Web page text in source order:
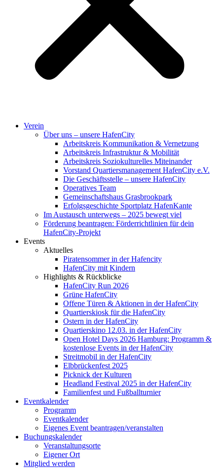
Verein
Über uns – unsere HafenCity
Arbeitskreis Kommunikation & Vernetzung
Arbeitskreis Infrastruktur & Mobilität
Arbeitskreis Soziokulturelles Miteinander
Vorstand Quartiersmanagement HafenCity e.V.
Die Geschäftsstelle – unsere HafenCity
Operatives Team
Gemeinschaftshaus Grasbrookpark
Erfolgsgeschichte Sportplatz HafenKante
Im Austausch unterwegs – 2025 bewegt viel
Förderung beantragen: Förderrichtlinien für dein
HafenCity-Projekt
Events
Aktuelles
Piratensommer in der Hafencity
HafenCity mit Kindern
Highlights & Rückblicke
HafenCity Run 2026
Grüne HafenCity
Offene Türen & Aktionen in der HafenCity
Quartierskiosk für die HafenCity
Ostern in der HafenCity
Quartierskino 12.03. in der HafenCity
Open Hotel Days 2026 Hamburg: Programm &
kostenlose Events in der HafenCity
Streitmobil in der HafenCity
Elbbrückenfest 2025
Picknick der Kulturen
Headland Festival 2025 in der HafenCity
Familienfest und Fußballturnier
Eventkalender
Programm
Eventkalender
Eigenes Event beantragen/veranstalten
Buchungskalender
Veranstaltungsorte
Eigener Ort
Mitglied werden